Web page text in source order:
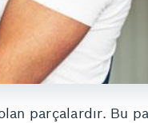
parçalardır. Bu